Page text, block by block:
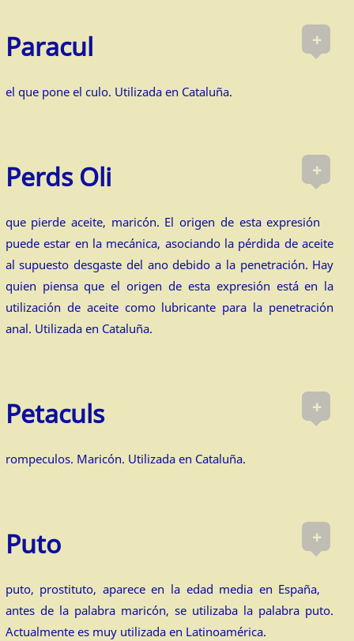
+
Paracul
el que pone el culo. Utilizada en Cataluña.
+
Perds Oli
que pierde aceite, maricón. El origen de esta expresión
puede estar en la mecánica, asociando la pérdida de aceite
al supuesto desgaste del ano debido a la penetración. Hay
quien piensa que el origen de esta expresión está en la
utilización de aceite como lubricante para la penetración
anal. Utilizada en Cataluña.
+
Petaculs
rompeculos. Maricón. Utilizada en Cataluña.
+
Puto
puto, prostituto, aparece en la edad media en España,
antes de la palabra maricón, se utilizaba la palabra puto.
Actualmente es muy utilizada en Latinoamérica.